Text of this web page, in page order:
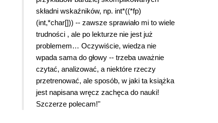
składni wskaźników, np. int*((*fp)
(int,*char[])) -- zawsze sprawiało mi to wiele
trudności , ale po lekturze nie jest już
problemem… Oczywiście, wiedza nie
wpada sama do głowy -- trzeba uważnie
czytać, analizować, a niektóre rzeczy
przetrenować, ale sposób, w jaki ta książka
jest napisana wręcz zachęca do nauki!
Szczerze polecam!"